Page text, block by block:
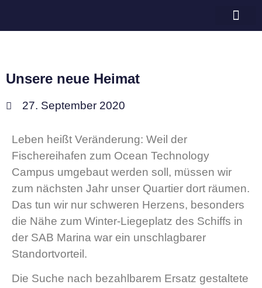
Unsere neue Heimat
27. September 2020
Leben heißt Veränderung: Weil der
Fischereihafen zum Ocean Technology
Campus umgebaut werden soll, müssen wir
zum nächsten Jahr unser Quartier dort räumen.
Das tun wir nur schweren Herzens, besonders
die Nähe zum Winter-Liegeplatz des Schiffs in
der SAB Marina war ein unschlagbarer
Standortvorteil.
Die Suche nach bezahlbarem Ersatz gestaltete